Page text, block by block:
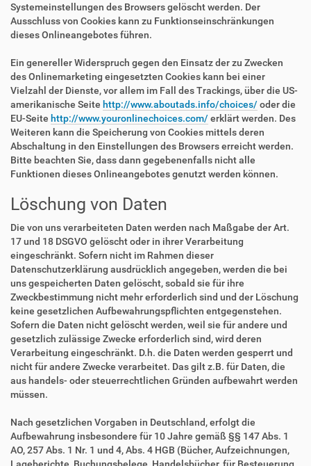
Systemeinstellungen des Browsers gelöscht werden. Der
Ausschluss von Cookies kann zu Funktionseinschränkungen
dieses Onlineangebotes führen.
Ein genereller Widerspruch gegen den Einsatz der zu Zwecken
des Onlinemarketing eingesetzten Cookies kann bei einer
Vielzahl der Dienste, vor allem im Fall des Trackings, über die US-
amerikanische Seite http://www.aboutads.info/choices/ oder die
EU-Seite http://www.youronlinechoices.com/ erklärt werden. Des
Weiteren kann die Speicherung von Cookies mittels deren
Abschaltung in den Einstellungen des Browsers erreicht werden.
Bitte beachten Sie, dass dann gegebenenfalls nicht alle
Funktionen dieses Onlineangebotes genutzt werden können.
Löschung von Daten
Die von uns verarbeiteten Daten werden nach Maßgabe der Art.
17 und 18 DSGVO gelöscht oder in ihrer Verarbeitung
eingeschränkt. Sofern nicht im Rahmen dieser
Datenschutzerklärung ausdrücklich angegeben, werden die bei
uns gespeicherten Daten gelöscht, sobald sie für ihre
Zweckbestimmung nicht mehr erforderlich sind und der Löschung
keine gesetzlichen Aufbewahrungspflichten entgegenstehen.
Sofern die Daten nicht gelöscht werden, weil sie für andere und
gesetzlich zulässige Zwecke erforderlich sind, wird deren
Verarbeitung eingeschränkt. D.h. die Daten werden gesperrt und
nicht für andere Zwecke verarbeitet. Das gilt z.B. für Daten, die
aus handels- oder steuerrechtlichen Gründen aufbewahrt werden
müssen.
Nach gesetzlichen Vorgaben in Deutschland, erfolgt die
Aufbewahrung insbesondere für 10 Jahre gemäß §§ 147 Abs. 1
AO, 257 Abs. 1 Nr. 1 und 4, Abs. 4 HGB (Bücher, Aufzeichnungen,